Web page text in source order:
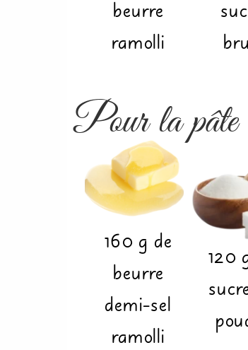
beurre
ramolli
Pour la
160 g de
beurre
demi-sel
ramolli
120